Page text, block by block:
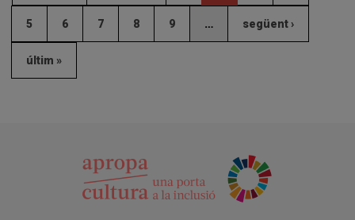
5 6 7 8 9 … següent ›
últim »